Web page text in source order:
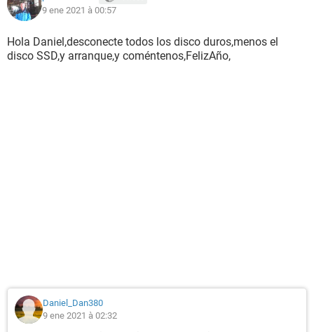
9 ene 2021 à 00:57
Hola Daniel,desconecte todos los disco duros,menos el
disco SSD,y arranque,y coméntenos,FelizAño,
Daniel_Dan380
9 ene 2021 à 02:32